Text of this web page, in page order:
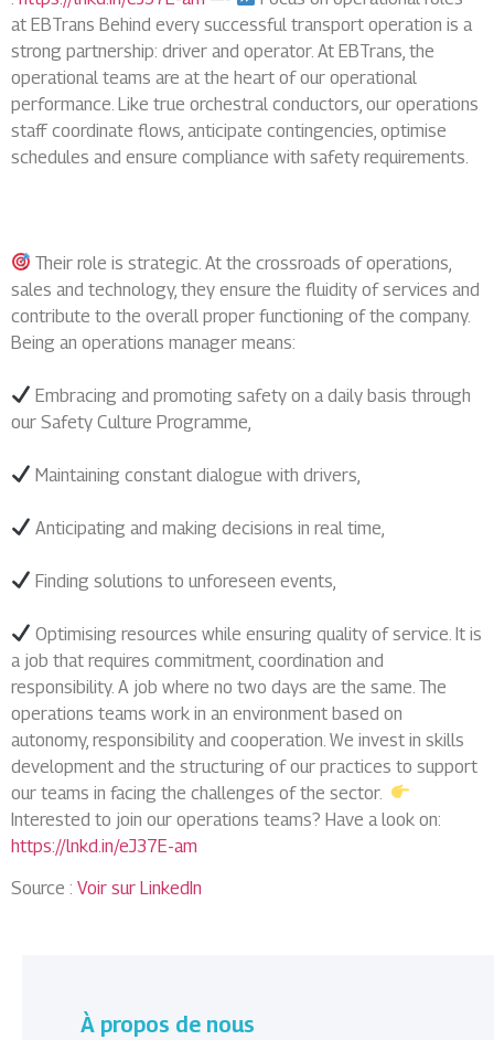
at EBTrans Behind every successful transport operation is a
strong partnership: driver and operator. At EBTrans, the
operational teams are at the heart of our operational
performance. Like true orchestral conductors, our operations
staff coordinate flows, anticipate contingencies, optimise
schedules and ensure compliance with safety requirements.
Their role is strategic. At the crossroads of operations,
sales and technology, they ensure the fluidity of services and
contribute to the overall proper functioning of the company.
Being an operations manager means:
Embracing and promoting safety on a daily basis through
our Safety Culture Programme,
Maintaining constant dialogue with drivers,
Anticipating and making decisions in real time,
Finding solutions to unforeseen events,
Optimising resources while ensuring quality of service. It is
a job that requires commitment, coordination and
responsibility. A job where no two days are the same. The
operations teams work in an environment based on
autonomy, responsibility and cooperation. We invest in skills
development and the structuring of our practices to support
our teams in facing the challenges of the sector.
Interested to join our operations teams? Have a look on:
https://lnkd.in/eJ37E-am
Source : Voir sur LinkedIn
À propos de nous